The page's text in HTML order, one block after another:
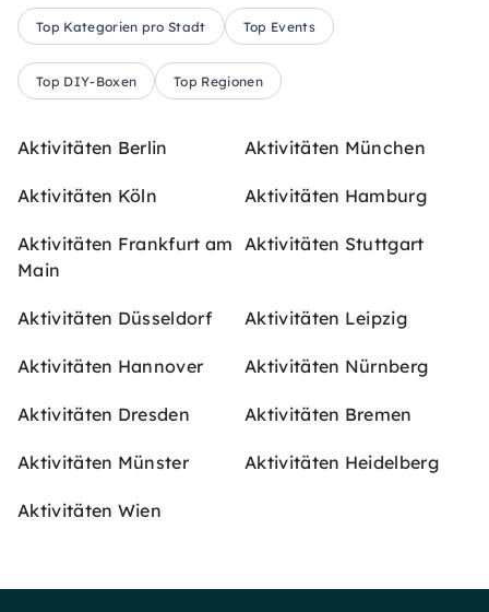
Top Kategorien pro Stadt Top Events
Top DIY-Boxen Top Regionen
Aktivitäten Berlin Aktivitäten München
Aktivitäten Köln Aktivitäten Hamburg
Aktivitäten Frankfurt am
Main
Aktivitäten Stuttgart
Aktivitäten Düsseldorf Aktivitäten Leipzig
Aktivitäten Hannover Aktivitäten Nürnberg
Aktivitäten Dresden Aktivitäten Bremen
Aktivitäten Münster Aktivitäten Heidelberg
Aktivitäten Wien